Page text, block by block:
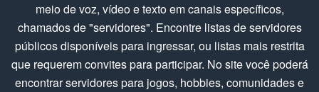
meio de voz, vídeo e texto em canais específicos,
chamados de "servidores". Encontre listas de servidores
públicos disponíveis para ingressar, ou listas mais restrita
que requerem convites para participar. No site você poderá
encontrar servidores para jogos, hobbies, comunidades e